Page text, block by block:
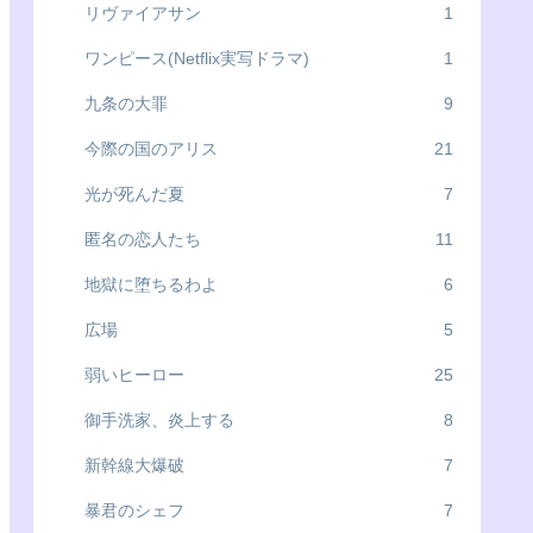
リヴァイアサン 1
ワンピース(Netflix実写ドラマ) 1
九条の大罪 9
今際の国のアリス 21
光が死んだ夏 7
匿名の恋人たち 11
地獄に堕ちるわよ 6
広場 5
弱いヒーロー 25
御手洗家、炎上する 8
新幹線大爆破 7
暴君のシェフ 7